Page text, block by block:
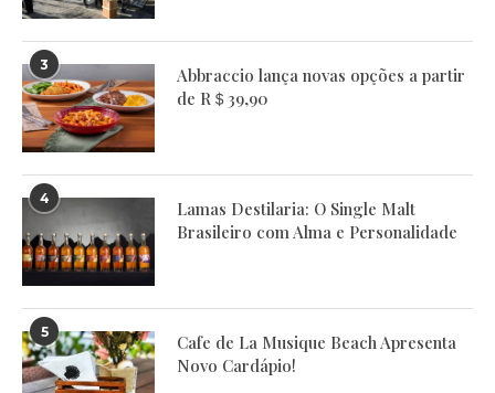
3
Abbraccio lança novas opções a partir
de R＄39,90
4
Lamas Destilaria: O Single Malt
Brasileiro com Alma e Personalidade
5
Cafe de La Musique Beach Apresenta
Novo Cardápio!